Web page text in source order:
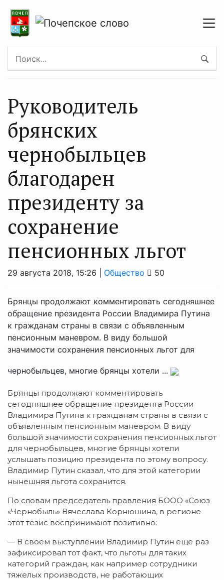
Руководитель
брянских
чернобыльцев
благодарен
президенту за
сохранение
пенсионных льгот
29 августа 2018, 15:26 | Общество 50
Брянцы продолжают комментировать сегодняшнее
обращение президента России Владимира Путина
к гражданам страны в связи с объявленным
пенсионным маневром. В виду большой
значимости сохранения пенсионных льгот для
чернобыльцев, многие брянцы хотели ...
Брянцы продолжают комментировать
сегодняшнее обращение президента России
Владимира Путина к гражданам страны в связи с
объявленным пенсионным маневром. В виду
большой значимости сохранения пенсионных льгот
для чернобыльцев, многие брянцы хотели
услышать позицию президента по этому вопросу.
Владимир Путин сказал, что для этой категории
нынешняя льгота сохранится.
По словам председатель правления БООО «Союз
«Чернобыль» Вячеслава Корнюшина, в регионе
этот тезис воспринимают позитивно:
— В своем выступлении Владимир Путин еще раз
зафиксировал тот факт, что льготы для таких
категорий граждан, как например сотрудники
тяжелых производств, не работающих